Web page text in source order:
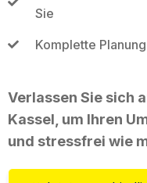
Sie
Komplette
Verlassen Sie sich
Kassel, um Ihren
und stressfrei wie